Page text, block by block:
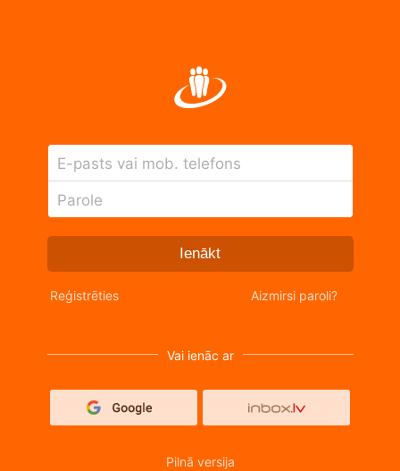
E-pasts vai mob. telefons
Parole
Ienākt
Reģistrēties Aizmirsi paroli?
Vai ienāc ar
Pilnā versija